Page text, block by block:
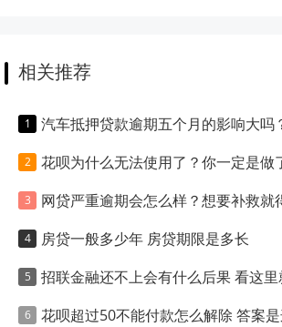
相关推荐
汽车抵押贷款逾期五个月的影响大吗
花呗为什么无法使用了？你一定是做
网贷严重逾期会怎么样？想要补救就
房贷一般多少年 房贷期限是多长
招联金融还不上会有什么后果 看这里
花呗超过50不能付款怎么解除 答案